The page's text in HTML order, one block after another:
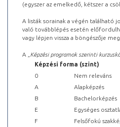
(egyszer az emelkedő, kétszer a
A listák sorainak a végén található
való továbblépés esetén
vagy lépjen vissza a böngészője
A „ Képzési programok szerinti
Képzési forma (szint)
0
Nem releváns
A
Alapképzés
B
Bachelorképzés
E
Egységes
F
Felsőfokú